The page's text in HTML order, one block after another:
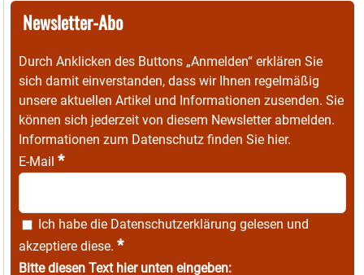
Newsletter-Abo
Durch Anklicken des Buttons „Anmelden“ erklären Sie
sich damit einverstanden, dass wir Ihnen regelmäßig
unsere aktuellen Artikel und Informationen zusenden. Sie
können sich jederzeit von diesem Newsletter abmelden.
Informationen zum Datenschutz finden Sie hier.
E-Mail *
Ich habe die Datenschutzerklärung gelesen und
akzeptiere diese. *
Bitte diesen Text hier unten eingeben: